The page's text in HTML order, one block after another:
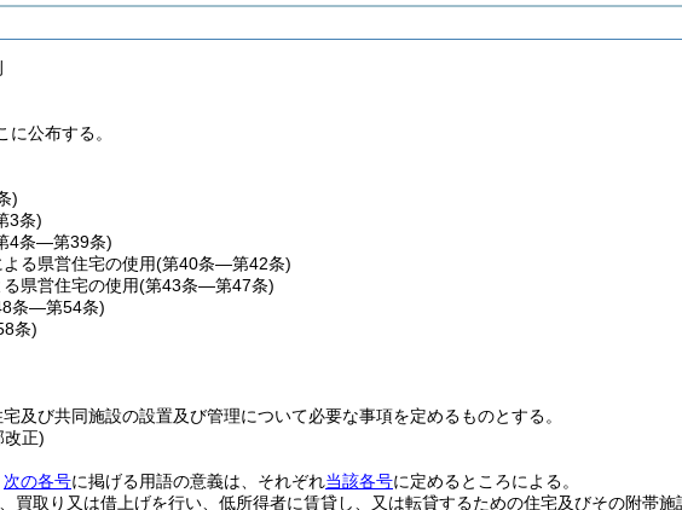
公布する。
)
3条)
4条―第39条)
る県営住宅の使用(第40条―第42条)
県営住宅の使用(第43条―第47条)
条―第54条)
条)
及び共同施設の設置及び管理について必要な事項を定めるものとする。
改正)
次の各号に掲げる用語の意義は、それぞれ当該各号に定めるところによる。
取り又は借上げを行い、低所得者に賃貸し、又は転貸するための住宅及びその附帯施